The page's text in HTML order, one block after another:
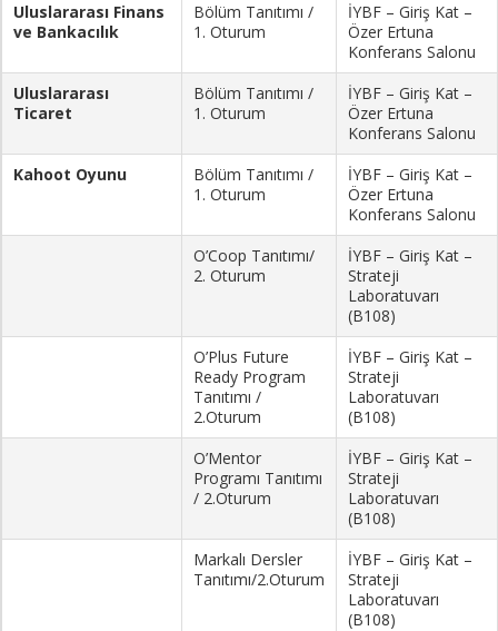
Uluslararası Finans
ve Bankacılık
Bölüm Tanıtımı /
1. Oturum
İYBF – Giriş Kat –
Özer Ertuna
Konferans Salonu
Uluslararası
Ticaret
Bölüm Tanıtımı /
1. Oturum
İYBF – Giriş Kat –
Özer Ertuna
Konferans Salonu
Kahoot Oyunu
Bölüm Tanıtımı /
1. Oturum
İYBF – Giriş Kat –
Özer Ertuna
Konferans Salonu
O’Coop Tanıtımı/
2. Oturum
İYBF – Giriş Kat –
Strateji
Laboratuvarı
(B108)
O’Plus Future
Ready Program
Tanıtımı /
2.Oturum
İYBF – Giriş Kat –
Strateji
Laboratuvarı
(B108)
O’Mentor
Programı Tanıtımı
/ 2.Oturum
İYBF – Giriş Kat –
Strateji
Laboratuvarı
(B108)
Markalı Dersler
Tanıtımı/2.Oturum
İYBF – Giriş Kat –
Strateji
Laboratuvarı
(B108)